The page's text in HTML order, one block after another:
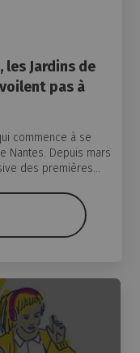
les Jardins de
pas à
commence à se
Nantes. Depuis mars
des premières...